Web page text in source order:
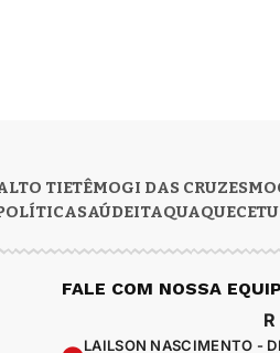
TIETÊMOGI DAS CRUZES
SAÚDE
FALE COM NOSSA
LAILSON NASCIMENTO -